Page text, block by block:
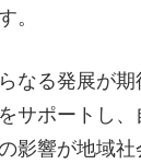
なる発展が
サポートし
影響が地域